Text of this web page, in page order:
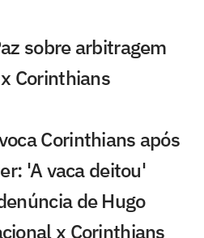
sobre arbitragem
Corinthians
Corinthians após
'A vaca deitou'
de Hugo
x Corinthians